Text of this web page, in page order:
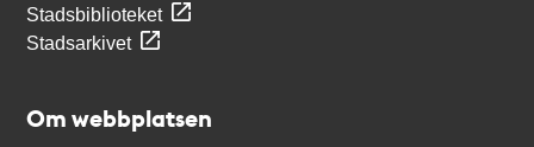
Stadsbiblioteket
Stadsarkivet
Om webbplatsen